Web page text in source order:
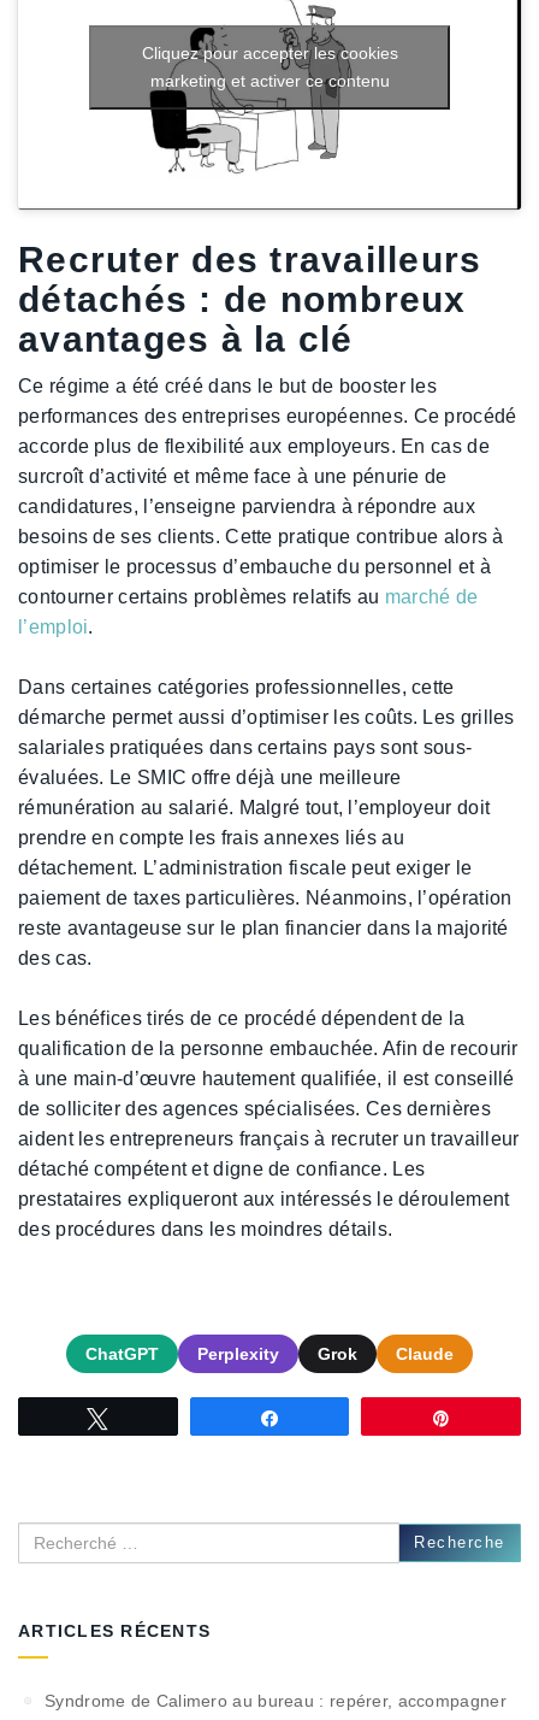
Cliquez pour accepter les cookies
marketing et activer ce contenu
Recruter des travailleurs
détachés : de nombreux
avantages à la clé
Ce régime a été créé dans le but de booster les
performances des entreprises européennes. Ce procédé
accorde plus de flexibilité aux employeurs. En cas de
surcroît d’activité et même face à une pénurie de
candidatures, l’enseigne parviendra à répondre aux
besoins de ses clients. Cette pratique contribue alors à
optimiser le processus d’embauche du personnel et à
contourner certains problèmes relatifs au marché de
l’emploi.
Dans certaines catégories professionnelles, cette
démarche permet aussi d’optimiser les coûts. Les grilles
salariales pratiquées dans certains pays sont sous-
évaluées. Le SMIC offre déjà une meilleure
rémunération au salarié. Malgré tout, l’employeur doit
prendre en compte les frais annexes liés au
détachement. L’administration fiscale peut exiger le
paiement de taxes particulières. Néanmoins, l’opération
reste avantageuse sur le plan financier dans la majorité
des cas.
Les bénéfices tirés de ce procédé dépendent de la
qualification de la personne embauchée. Afin de recourir
à une main-d’œuvre hautement qualifiée, il est conseillé
de solliciter des agences spécialisées. Ces dernières
aident les entrepreneurs français à recruter un travailleur
détaché compétent et digne de confiance. Les
prestataires expliqueront aux intéressés le déroulement
des procédures dans les moindres détails.
ChatGPT Perplexity Grok Claude
Recherche
ARTICLES RÉCENTS
Syndrome de Calimero au bureau : repérer, accompagner